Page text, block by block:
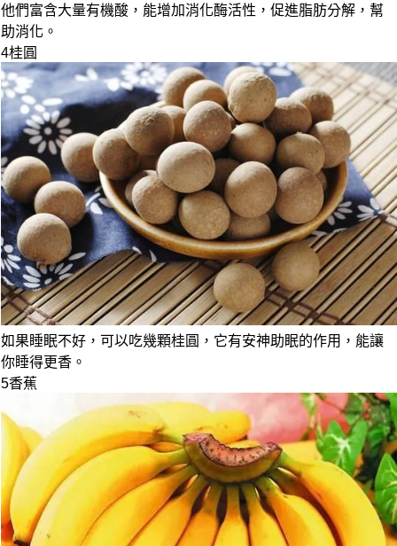
他們富含大量有機酸，能增加消化酶活性，促進脂肪分解， 幫
助消化 。
4桂圓
如果睡眠不好，可以吃幾顆桂圓，它有安神助眠的作用， 能讓
你睡得更香。
5香蕉